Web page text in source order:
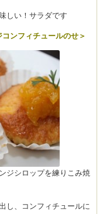
しい！サラダです
ンフィチュールのせ＞
ジシロップを練りこみ焼
し、コンフィチュールに